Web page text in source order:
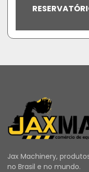
Jax Machinery,
no Brasil e no mundo.